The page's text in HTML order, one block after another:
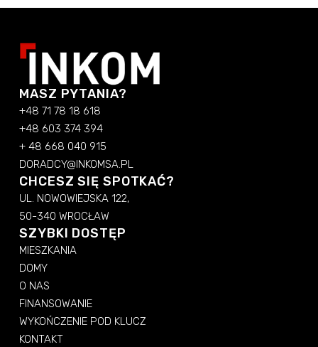
MASZ PYTANIA?
+48 71 78 18 618
+48 603 374 394
+ 48 668 040 915
DORADCY@INKOMSA.PL
CHCESZ SIĘ SPOTKAĆ?
UL. NOWOWIEJSKA 122,
50-340 WROCŁAW
SZYBKI DOSTĘP
MIESZKANIA
DOMY
O NAS
FINANSOWANIE
WYKOŃCZENIE POD KLUCZ
KONTAKT